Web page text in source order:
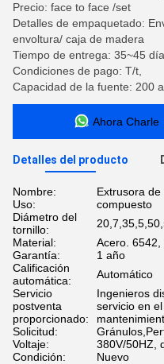
Precio: face to face /set
Detalles de empaquetado:
envoltura/ caja de madera
Tiempo de entrega: 35~45
Condiciones de pago: T/t,
Capacidad de la fuente: 200
Ahora Charle
Detalles del producto
Nombre:
Extrusora
Uso:
compuesto
Diámetro del
tornillo:
Material:
Acero. 6542,
Garantía:
1 año
Calificación
automática:
Automático
Servicio
postventa
proporcionado:
Ingenieros
servicio en
Solicitud:
Voltaje:
380V/50HZ,
Condición:
Nuevo